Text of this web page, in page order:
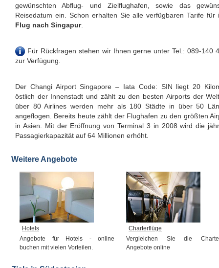
gewünschten Abflug- und Zielflughafen, sowie das
Reisedatum ein. Schon erhalten Sie alle verfügbaren Tarife für
Flug nach Singapur.
Für Rückfragen stehen wir Ihnen gerne unter Tel.: 089-140
zur Verfügung.
Der Changi Airport Singapore – Iata Code: SIN liegt 20
östlich der Innenstadt und zählt zu den besten Airports der
über 80 Airlines werden mehr als 180 Städte in über 50
angeflogen. Bereits heute zählt der Flughafen zu den größten
in Asien. Mit der Eröffnung von Terminal 3 in 2008 wird die
Passagierkapazität auf 64 Millionen erhöht.
Weitere Angebote
Hotels
Angebote für Hotels - online
buchen mit vielen Vorteilen.
Charterflüge
Vergleichen Sie die
Angebote online